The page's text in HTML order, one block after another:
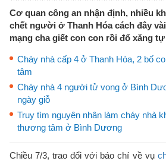
Cơ quan công an nhận định, nhiều
chết người ở Thanh Hóa cách đây
mạng cha giết con con rồi đổ xăng
Cháy nhà cấp 4 ở Thanh Hóa, 2 bố
tâm
Cháy nhà 4 người tử vong ở Bình
ngày giỗ
Truy tìm nguyên nhân làm cháy nhà
thương tâm ở Bình Dương
Chiều 7/3, trao đổi với báo chí về vụ